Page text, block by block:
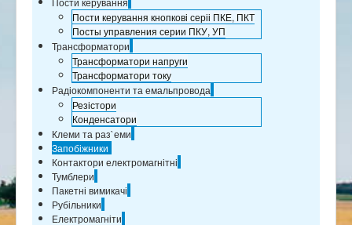
Пости керування кнопкові серіі ПКЕ, ПКТ
Посты управления серии ПКУ, УП
Трансформатори
Трансформатори напруги
Трансформатори току
Радіокомпоненти та емальпровода
Резістори
Конденсатори
Клеми та раз`еми
Запобіжники
Контактори електромагнітні
Тумблери
Пакетні вимикачі
Рубільники
Електромагніти